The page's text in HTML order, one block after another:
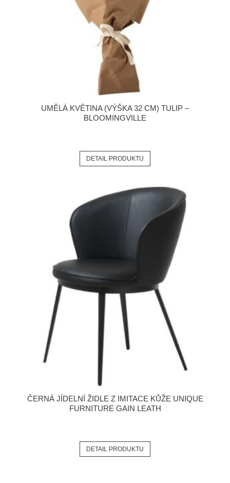
UMĚLÁ KVĚTINA (VÝŠKA 32 CM) TULIP –
BLOOMINGVILLE
DETAIL PRODUKTU
ČERNÁ JÍDELNÍ ŽIDLE Z IMITACE KŮŽE UNIQUE
FURNITURE GAIN LEATH
DETAIL PRODUKTU